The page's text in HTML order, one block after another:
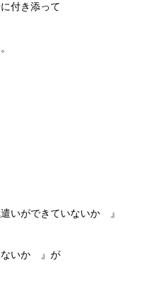
付き添って
いができていないか 』
ないか 』が